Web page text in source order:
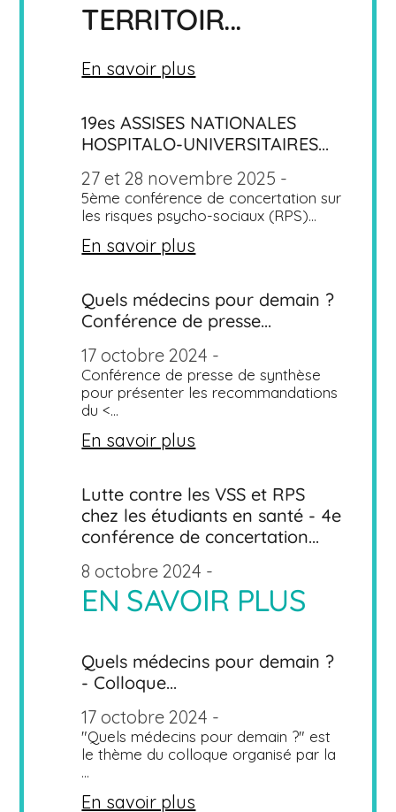
TERRITOIR...
En savoir plus
19es ASSISES NATIONALES
HOSPITALO-UNIVERSITAIRES...
27 et 28 novembre 2025 -
5ème conférence de concertation sur
les risques psycho-sociaux (RPS)...
En savoir plus
Quels médecins pour demain ?
Conférence de presse...
17 octobre 2024 -
Conférence de presse de synthèse
pour présenter les recommandations
du <...
En savoir plus
Lutte contre les VSS et RPS
chez les étudiants en santé - 4e
conférence de concertation...
8 octobre 2024 -
EN SAVOIR PLUS
Quels médecins pour demain ?
- Colloque...
17 octobre 2024 -
"Quels médecins pour demain ?" est
le thème du colloque organisé par la
...
En savoir plus